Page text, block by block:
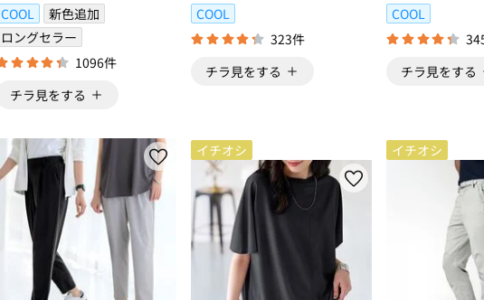
COOL
新色追加
ロングセラー
1096件
チラ見をする
COOL
323件
チラ見をする
COOL
チラ見をする
イチオシ イチオシ